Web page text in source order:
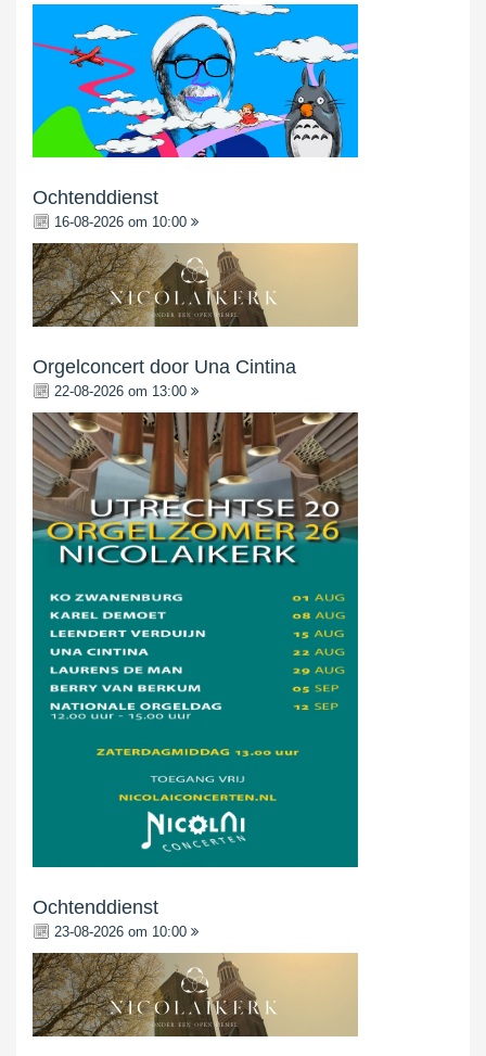
Ochtenddienst
16-08-2026 om 10:00
Orgelconcert door Una Cintina
22-08-2026 om 13:00
Ochtenddienst
23-08-2026 om 10:00